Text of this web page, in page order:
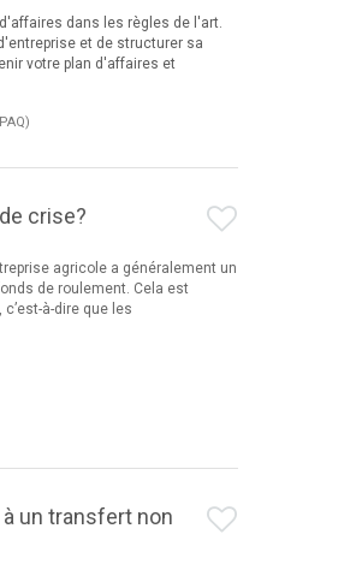
dans les règles de l'art.
et de structurer sa
votre plan d'affaires et
crise?
agricole a généralement un
de roulement. Cela est
à-dire que les
un transfert non